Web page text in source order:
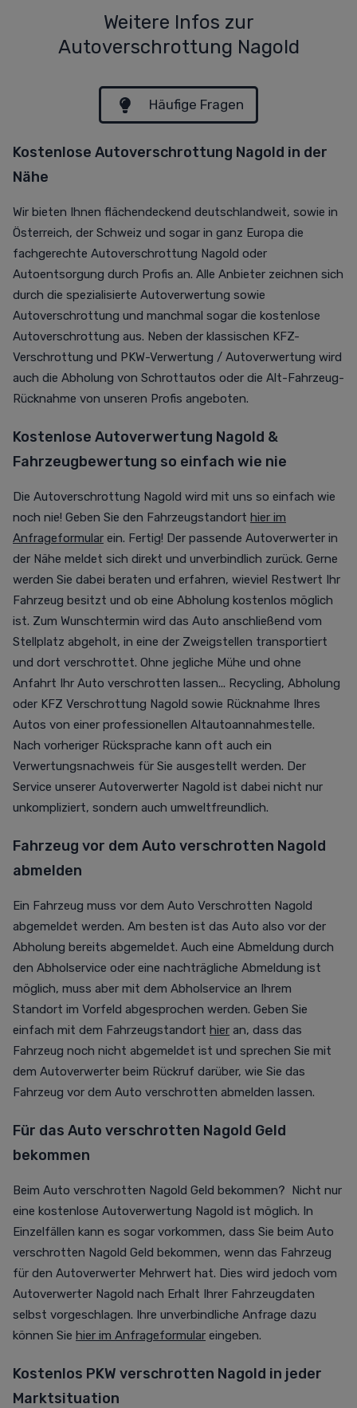
Weitere Infos zur
Autoverschrottung Nagold
Häufige Fragen
Kostenlose Autoverschrottung Nagold in der
Nähe
Wir bieten Ihnen flächendeckend deutschlandweit, sowie in
Österreich, der Schweiz und sogar in ganz Europa die
fachgerechte Autoverschrottung Nagold oder
Autoentsorgung durch Profis an. Alle Anbieter zeichnen sich
durch die spezialisierte Autoverwertung sowie
Autoverschrottung und manchmal sogar die kostenlose
Autoverschrottung aus. Neben der klassischen KFZ-
Verschrottung und PKW-Verwertung / Autoverwertung wird
auch die Abholung von Schrottautos oder die Alt-Fahrzeug-
Rücknahme von unseren Profis angeboten.
Kostenlose Autoverwertung Nagold &
Fahrzeugbewertung so einfach wie nie
Die Autoverschrottung Nagold wird mit uns so einfach wie
noch nie! Geben Sie den Fahrzeugstandort hier im
Anfrageformular ein. Fertig! Der passende Autoverwerter in
der Nähe meldet sich direkt und unverbindlich zurück. Gerne
werden Sie dabei beraten und erfahren, wieviel Restwert Ihr
Fahrzeug besitzt und ob eine Abholung kostenlos möglich
ist. Zum Wunschtermin wird das Auto anschließend vom
Stellplatz abgeholt, in eine der Zweigstellen transportiert
und dort verschrottet. Ohne jegliche Mühe und ohne
Anfahrt Ihr Auto verschrotten lassen... Recycling, Abholung
oder KFZ Verschrottung Nagold sowie Rücknahme Ihres
Autos von einer professionellen Altautoannahmestelle.
Nach vorheriger Rücksprache kann oft auch ein
Verwertungsnachweis für Sie ausgestellt werden. Der
Service unserer Autoverwerter Nagold ist dabei nicht nur
unkompliziert, sondern auch umweltfreundlich.
Fahrzeug vor dem Auto verschrotten Nagold
abmelden
Ein Fahrzeug muss vor dem Auto Verschrotten Nagold
abgemeldet werden. Am besten ist das Auto also vor der
Abholung bereits abgemeldet. Auch eine Abmeldung durch
den Abholservice oder eine nachträgliche Abmeldung ist
möglich, muss aber mit dem Abholservice an Ihrem
Standort im Vorfeld abgesprochen werden. Geben Sie
einfach mit dem Fahrzeugstandort hier an, dass das
Fahrzeug noch nicht abgemeldet ist und sprechen Sie mit
dem Autoverwerter beim Rückruf darüber, wie Sie das
Fahrzeug vor dem Auto verschrotten abmelden lassen.
Für das Auto verschrotten Nagold Geld
bekommen
Beim Auto verschrotten Nagold Geld bekommen? Nicht nur
eine kostenlose Autoverwertung Nagold ist möglich. In
Einzelfällen kann es sogar vorkommen, dass Sie beim Auto
verschrotten Nagold Geld bekommen, wenn das Fahrzeug
für den Autoverwerter Mehrwert hat. Dies wird jedoch vom
Autoverwerter Nagold nach Erhalt Ihrer Fahrzeugdaten
selbst vorgeschlagen. Ihre unverbindliche Anfrage dazu
können Sie hier im Anfrageformular eingeben.
Kostenlos PKW verschrotten Nagold in jeder
Marktsituation